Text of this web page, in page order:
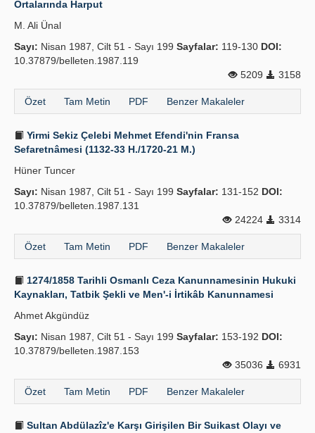
Yayın Politikaları
Kılavuzlar
Ortalarında Harput
M. Ali Ünal
Sayı: Nisan 1987, Cilt 51 - Sayı 199 Sayfalar: 119-130 DOI:
10.37879/belleten.1987.119
5209
3158
Özet Tam Metin PDF Benzer Makaleler
Yirmi Sekiz Çelebi Mehmet Efendi'nin Fransa
Sefaretnâmesi (1132-33 H./1720-21 M.)
Hüner Tuncer
Sayı: Nisan 1987, Cilt 51 - Sayı 199 Sayfalar: 131-152 DOI:
10.37879/belleten.1987.131
24224
3314
Özet Tam Metin PDF Benzer Makaleler
1274/1858 Tarihli Osmanlı Ceza Kanunnamesinin Hukuki
Kaynakları, Tatbik Şekli ve Men'-i İrtikâb Kanunnamesi
Ahmet Akgündüz
Sayı: Nisan 1987, Cilt 51 - Sayı 199 Sayfalar: 153-192 DOI:
10.37879/belleten.1987.153
35036
6931
Özet Tam Metin PDF Benzer Makaleler
Sultan Abdülazîz'e Karşı Girişilen Bir Suikast Olayı ve